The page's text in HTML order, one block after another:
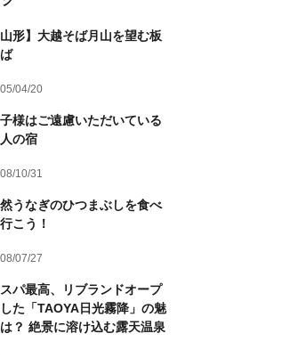
山形】大越そば月山を望む板
04/20
様はご遠慮いただいている
の宿
10/31
うなぎのひつまぶしを食べ
こう！
07/27
パ最高、リブランドオープ
た「TAOYA日光霧降」の魅
？ 絶景に溶け込む露天温泉